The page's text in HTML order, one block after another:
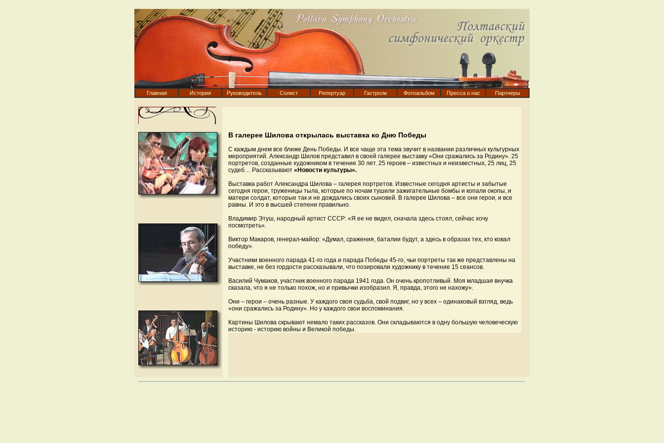
Главная История Руководитель Солист Репертуар Гастроли Фотоальбом Пресса о нас Партнеры
В галерее Шилова открылась выставка ко Дню Победы
С каждым днем все ближе День Победы. И все чаще эта тема звучит в названии различных культурных
мероприятий. Александр Шилов представил в своей галерее выставку «Они сражались за Родину». 25
портретов, созданные художником в течение 30 лет. 25 героев – известных и неизвестных, 25 лиц, 25
судеб… Рассказывают «Новости культуры».
Выставка работ Александра Шилова – галерея портретов. Известные сегодня артисты и забытые
сегодня герои, труженицы тыла, которые по ночам тушили зажигательные бомбы и копали окопы, и
матери солдат, которые так и не дождались своих сыновей. В галерее Шилова – все они герои, и все
равны. И это в высшей степени правильно.
Владимир Этуш, народный артист СССР: «Я ее не видел, сначала здесь стоял, сейчас хочу
посмотреть».
Виктор Макаров, генерал-майор: «Думал, сражения, баталии будут, а здесь в образах тех, кто ковал
победу».
Участники военного парада 41-го года и парада Победы 45-го, чьи портреты так же представлены на
выставке, не без гордости рассказывали, что позировали художнику в течение 15 сеансов.
Василий Чумаков, участник военного парада 1941 года. Он очень кропотливый. Моя младшая внучка
сказала, что я не только похож, но и привычки изобразил. Я, правда, этого не нахожу».
Они – герои – очень разные. У каждого своя судьба, свой подвиг, но у всех – одинаковый взгляд, ведь
«они сражались за Родину». Но у каждого свои воспоминания.
Картины Шилова скрывают немало таких рассказов. Они складываются в одну большую человеческую
историю - историю войны и Великой победы.